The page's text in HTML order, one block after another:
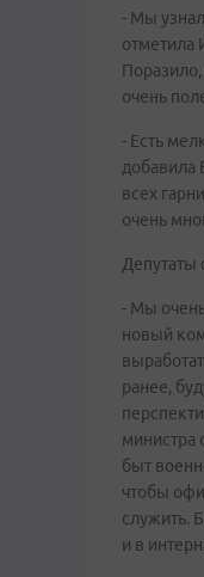
- Мы
отметила
очень
- Есть
добавила
всех
очень
Депутаты
- Мы очень
новый
ранее,
министра
быт
чтобы
служить.
и в